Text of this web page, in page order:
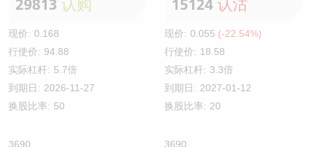
29813 认购
现价: 0.168
行使价: 94.88
实际杠杆: 5.7倍
到期日: 2026-11-27
换股比率: 50
15124 认沽
现价: 0.055 (-22.54%)
行使价: 18.58
实际杠杆: 3.3倍
到期日: 2027-01-12
换股比率: 20
3690 3690